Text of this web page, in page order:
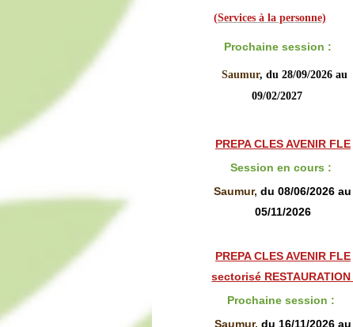
(Services à la personne)
Prochaine session :
Saumur, du 28/09/2026 au
09/02/2027
PREPA CLES AVENIR FLE
Session en cours :
Saumur,du 08/06/2026 au
05/11/2026
PREPA CLES AVENIR FLE
sectorisé RESTAURATION
Prochaine session :
Saumur, du 16/11/2026 au